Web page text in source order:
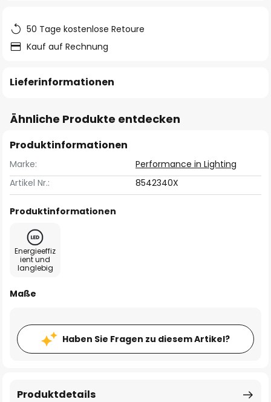
50 Tage kostenlose Retoure
Kauf auf Rechnung
Lieferinformationen
Ähnliche Produkte entdecken
Produktinformationen
Marke:
Performance in Lighting
Artikel Nr.:
8542340X
Produktinformationen
Energieeffiz
ient und
langlebig
Maße
Haben Sie Fragen zu diesem Artikel?
Produktdetails